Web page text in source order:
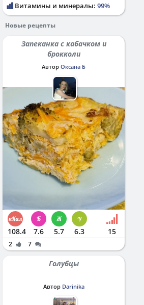
Витамины и минералы: 99%
Новые рецепты
Запеканка с кабачком и
брокколи
Автор Оксана Б
108.4 7.6 5.7 6.3 15
2 7
Голубцы
Автор Darinika